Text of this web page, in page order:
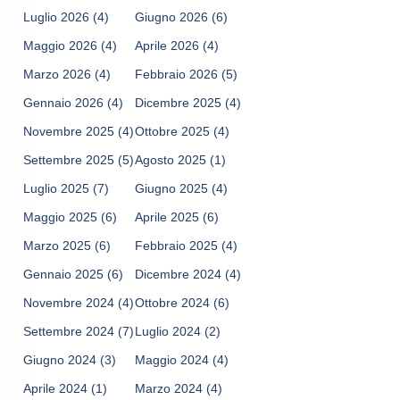
Luglio 2026 (4) Giugno 2026 (6)
Maggio 2026 (4) Aprile 2026 (4)
Marzo 2026 (4) Febbraio 2026 (5)
Gennaio 2026 (4) Dicembre 2025 (4)
Novembre 2025 (4)Ottobre 2025 (4)
Settembre 2025 (5)Agosto 2025 (1)
Luglio 2025 (7) Giugno 2025 (4)
Maggio 2025 (6) Aprile 2025 (6)
Marzo 2025 (6) Febbraio 2025 (4)
Gennaio 2025 (6) Dicembre 2024 (4)
Novembre 2024 (4)Ottobre 2024 (6)
Settembre 2024 (7)Luglio 2024 (2)
Giugno 2024 (3) Maggio 2024 (4)
Aprile 2024 (1) Marzo 2024 (4)